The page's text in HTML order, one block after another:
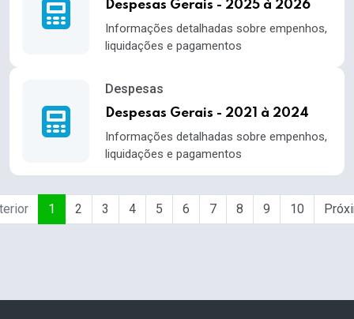
Despesas Gerais - 2025 à 2026
Informações detalhadas sobre empenhos,
liquidações e pagamentos
Despesas
Despesas Gerais - 2021 à 2024
Informações detalhadas sobre empenhos,
liquidações e pagamentos
1 2 3 4 5 6 7 8 9 10